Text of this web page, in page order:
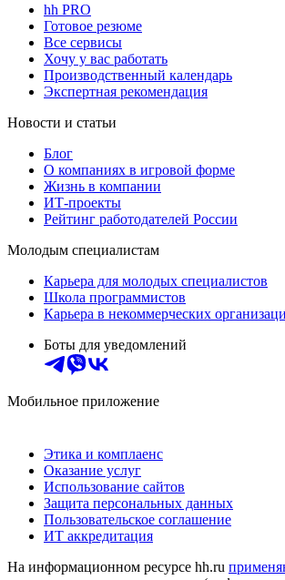
hh PRO
Готовое резюме
Все сервисы
Хочу у вас работать
Производственный календарь
Экспертная рекомендация
Новости и статьи
Блог
О компаниях в игровой форме
Жизнь в компании
ИТ-проекты
Рейтинг работодателей России
Молодым специалистам
Карьера для молодых специалистов
Школа программистов
Карьера в некоммерческих
Боты для уведомлений
Мобильное приложение
Этика и комплаенс
Оказание услуг
Использование сайтов
Защита персональных данных
Пользовательское соглашение
ИТ аккредитация
На информационном ресурсе hh.ru